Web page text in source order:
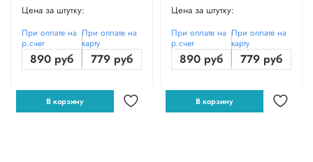
Цена за штутку:
При оплате на
р.счет
890 руб
При оплате на
карту
779 руб
В корзину
Цена за штутку:
При оплате на
р.счет
890 руб
При оплате на
карту
779 руб
В корзину